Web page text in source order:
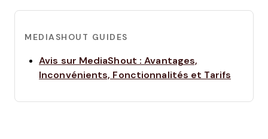
MEDIASHOUT GUIDES
Avis sur MediaShout : Avantages,
Inconvénients, Fonctionnalités et Tarifs